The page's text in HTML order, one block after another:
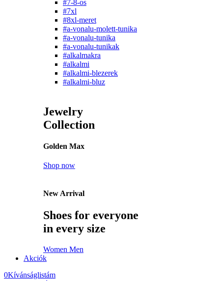
#7-8-os
#7xl
#8xl-meret
#a-vonalu-molett-tunika
#a-vonalu-tunika
#a-vonalu-tunikak
#alkalmakra
#alkalmi
#alkalmi-blezerek
#alkalmi-bluz
Jewelry
Collection
Golden Max
Shop now
New Arrival
Shoes for everyone
in every size
Women Men
Akciók
0Kívánságlistám